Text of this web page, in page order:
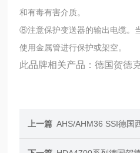
和有毒有害介质。
⑧注意保护变送器的输出电缆。
使用金属管进行保护或架空。
此品牌相关产品：德国贺德
上一篇 AHS/AHM36 SSI德国